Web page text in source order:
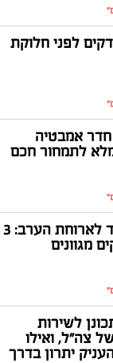
לפני חלוקת
אמבטיה
לתמחור חכם
מבריכת המלון ועד לארוחת הערב: 3
מגוונים
לשירות
צה"ל, ואילו
יתרון בדרך